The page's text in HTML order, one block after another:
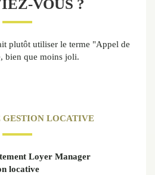
VOUS ?
plutôt utiliser le terme "Appel de
bien que moins joli.
LOCATIVE
Loyer Manager
locative